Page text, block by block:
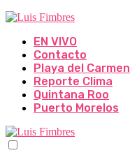
EN VIVO
Contacto
Playa del Carmen
Reporte Clima
Quintana Roo
Puerto Morelos